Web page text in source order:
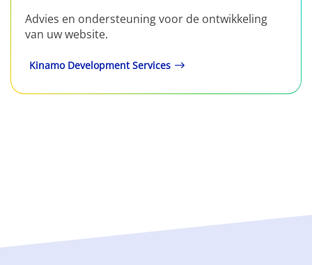
Advies en ondersteuning voor de ontwikkeling
van uw website.
Kinamo Development Services